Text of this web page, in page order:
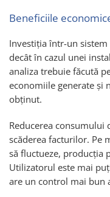
Beneficiile
Investiția într-un
decât în cazul unei
analiza trebuie făcută
economiile generate și
obținut.
Reducerea
scăderea facturilor. Pe
să fluctueze, producția
Utilizatorul este mai
are un control mai bun